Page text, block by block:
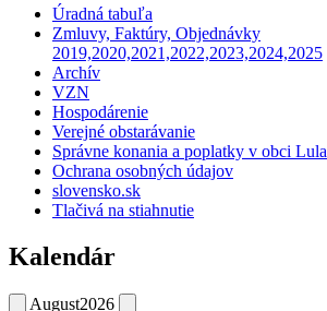
Úradná tabuľa
Zmluvy, Faktúry, Objednávky
2019,2020,2021,2022,2023,2024,2025
Archív
VZN
Hospodárenie
Verejné obstarávanie
Správne konania a poplatky v obci Lula
Ochrana osobných údajov
slovensko.sk
Tlačivá na stiahnutie
Kalendár
August2026